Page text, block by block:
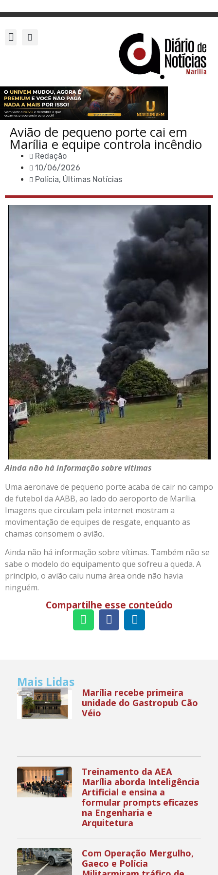
Avião de pequeno porte cai em
Marília e equipe controla incêndio
Redação
10/06/2026
Polícia, Últimas Notícias
Ainda não há informação sobre vítimas
Uma aeronave de pequeno porte acaba de cair no campo
de futebol da AABB, ao lado do aeroporto de Marília.
Imagens que circulam pela internet mostram a
movimentação de equipes de resgate, enquanto as
chamas consomem o avião.
Ainda não há informação sobre vítimas. Também não se
sabe o modelo do equipamento que sofreu a queda. A
princípio, o avião caiu numa área onde não havia
ninguém.
Compartilhe esse conteúdo
Mais Lidas
Marília recebe primeira
unidade do Gastropub Cão
Véio
Treinamento da AEA
Marília aborda Inteligência
Artificial e ensina a
formular prompts eficazes
na Engenharia e
Arquitetura
Com Operação Mergulho,
Gaeco e Polícia